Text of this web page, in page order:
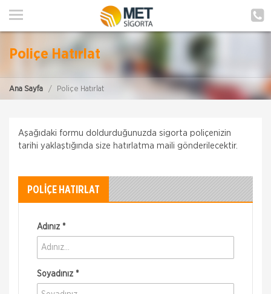
ANA SAYFA
POLIÇE HATIRLAT
MÜŞTERI GIRIŞI
TEKLİF AL
Poliçe Hatırlat
Ana Sayfa Poliçe Hatırlat
Aşağıdaki formu doldurduğunuzda sigorta poliçenizin
tarihi yaklaştığında size hatırlatma maili gönderilecektir.
POLİÇE HATIRLAT
Adınız *
Soyadınız *